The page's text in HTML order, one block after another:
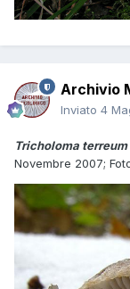
Archivio
Inviato 4
Tricholoma terreum
Novembre 2007;